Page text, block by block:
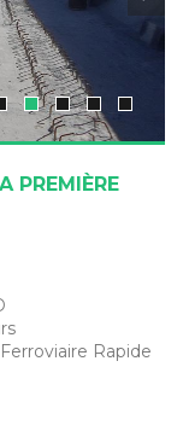
PREMIÈRE
Rapide